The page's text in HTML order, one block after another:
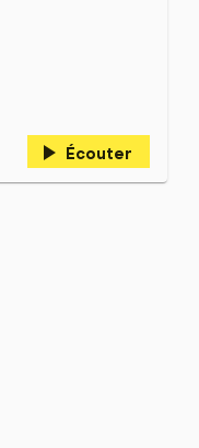
play_arrow Écouter